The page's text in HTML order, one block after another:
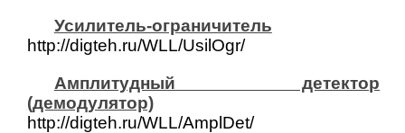
Усилитель-ограничитель
http://digteh.ru/WLL/UsilOgr/
Амплитудный детектор
(демодулятор)
http://digteh.ru/WLL/AmplDet/